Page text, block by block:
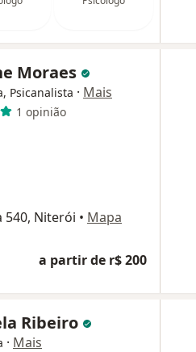
Moraes
Psicanalista · Mais
1 opinião
540, Niterói • Mapa
a partir de r$ 200
Ribeiro
· Mais